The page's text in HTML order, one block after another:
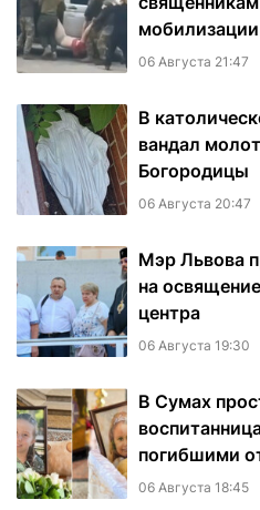
мобилизации
06 Августа 21:47
В
вандал
Богородицы
06 Августа 20:47
Мэр Львова
на
центра
06 Августа 19:30
В Сумах
погибшими
06 Августа 18:45